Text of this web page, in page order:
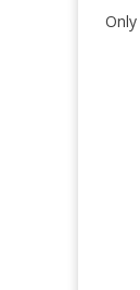
Only